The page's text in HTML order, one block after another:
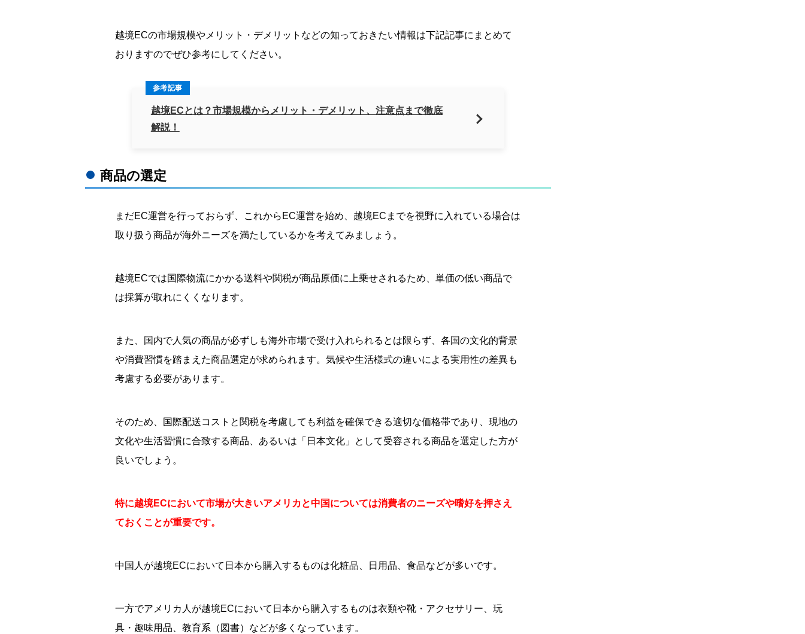
越境ECの市場規模やメリット・デメリットなどの知っておきたい情報は下記記事にまとめて
おりますのでぜひ参考にしてください。
参考記事
越境ECとは？市場規模からメリット・デメリット、注意点まで徹底
解説！
商品の選定
まだEC運営を行っておらず、これからEC運営を始め、越境ECまでを視野に入れている場合は
取り扱う商品が海外ニーズを満たしているかを考えてみましょう。
越境ECでは国際物流にかかる送料や関税が商品原価に上乗せされるため、単価の低い商品で
は採算が取れにくくなります。
また、国内で人気の商品が必ずしも海外市場で受け入れられるとは限らず、各国の文化的背景
や消費習慣を踏まえた商品選定が求められます。気候や生活様式の違いによる実用性の差異も
考慮する必要があります。
そのため、国際配送コストと関税を考慮しても利益を確保できる適切な価格帯であり、現地の
文化や生活習慣に合致する商品、あるいは「日本文化」として受容される商品を選定した方が
良いでしょう。
特に越境ECにおいて市場が大きいアメリカと中国については消費者のニーズや嗜好を押さえ
ておくことが重要です。
中国人が越境ECにおいて日本から購入するものは化粧品、日用品、食品などが多いです。
一方でアメリカ人が越境ECにおいて日本から購入するものは衣類や靴・アクセサリー、玩
具・趣味用品、教育系（図書）などが多くなっています。